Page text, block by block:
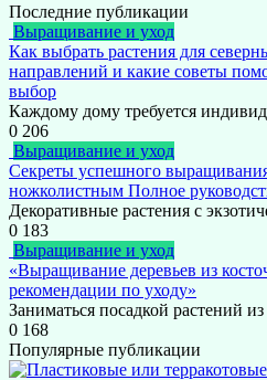
Последние публикации
Выращивание и уход
Как выбрать растения для
направлений и какие советы
выбор
Каждому дому требуется
0 206
Выращивание и уход
Секреты успешного
ножколистным Полное
Декоративные растения с
0 183
Выращивание и уход
«Выращивание деревьев из
рекомендации по уходу»
Заниматься посадкой растений
0 168
Популярные публикации